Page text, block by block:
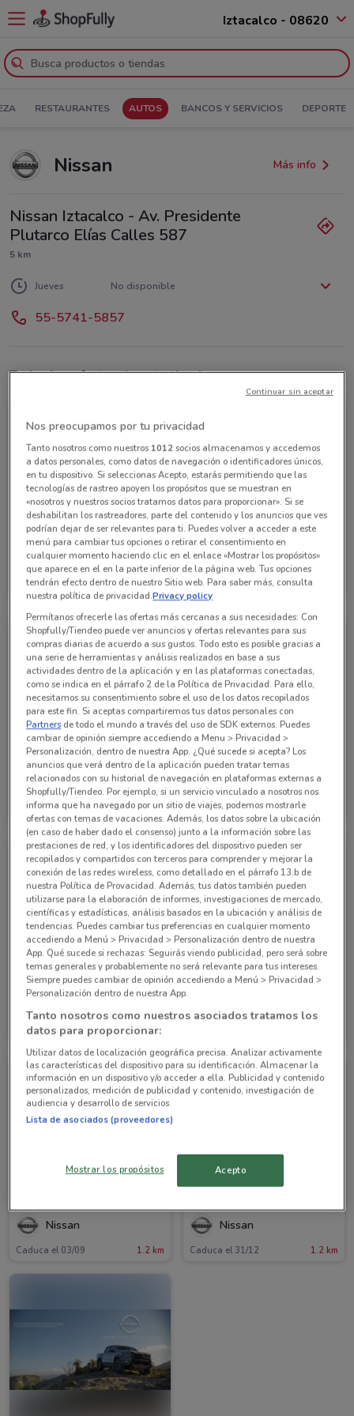
Iztacalco - 08620
RESTAURANTES AUTOS BANCOS Y SERVICIOS DEPORTE
Nissan Más info
Nissan Iztacalco - Av. Presidente
Plutarco Elías Calles 587
5 km
Jueves No disponible
55-5741-5857
Todas las ofertas de esta tienda
Nissan
Caduca el 05/08 1.2 km
NUEVO
Nissan
Caduca el 05/08 1.2 km
NUEVO
Nissan
Caduca el 05/08 1.2 km
NUEVO
Caduca el 05/08 1.2 km
NUEVO
Nissan
Caduca el 03/09 1.2 km
Nissan
Caduca el 31/12 1.2 km
Nos preocupamos por tu privacidad
Tanto nosotros como nuestros 1012socios almacenamos y accedemos
a datos personales, como datos de navegación o identificadores únicos,
en tu dispositivo. Si seleccionas Acepto, estarás permitiendo que las
tecnologías de rastreo apoyen los propósitos que se muestran en
«nosotros y nuestros socios tratamos datos para proporcionar». Si se
deshabilitan los rastreadores, parte del contenido y los anuncios que ves
podrían dejar de ser relevantes para ti. Puedes volver a acceder a este
menú para cambiar tus opciones o retirar el consentimiento en
cualquier momento haciendo clic en el enlace «Mostrar los propósitos»
que aparece en el en la parte inferior de la página web. Tus opciones
tendrán efecto dentro de nuestro Sitio web. Para saber más, consulta
nuestra política de privacidad.Privacy policy
Permítanos ofrecerle las ofertas más cercanas a sus necesidades: Con
Shopfully/Tiendeo puede ver anuncios y ofertas relevantes para sus
compras diarias de acuerdo a sus gustos. Todo esto es posible gracias a
una serie de herramientas y análisis realizados en base a sus
actividades dentro de la aplicación y en las plataformas conectadas,
como se indica en el párrafo 2 de la Política de Privacidad. Para ello,
necesitamos su consentimiento sobre el uso de los datos recopilados
para este fin. Si aceptas compartiremos tus datos personales con
Partners de todo el mundo a través del uso de SDK externos. Puedes
cambiar de opinión siempre accediendo a Menu > Privacidad >
Personalización, dentro de nuestra App. ¿Qué sucede si acepta? Los
anuncios que verá dentro de la aplicación pueden tratar temas
relacionados con su historial de navegación en plataformas externas a
Shopfully/Tiendeo. Por ejemplo, si un servicio vinculado a nosotros nos
informa que ha navegado por un sitio de viajes, podemos mostrarle
ofertas con temas de vacaciones. Además, los datos sobre la ubicación
(en caso de haber dado el consenso) junto a la información sobre las
prestaciones de red, y los identificadores del dispositivo pueden ser
recopilados y compartidos con terceros para comprender y mejorar la
conexión de las redes wireless, como detallado en el párrafo 13.b de
nuestra Política de Provacidad. Además, tus datos también pueden
utilizarse para la elaboración de informes, investigaciones de mercado,
científicas y estadísticas, análisis basados en la ubicación y análisis de
tendencias. Puedes cambiar tus preferencias en cualquier momento
accediendo a Menú > Privacidad > Personalización dentro de nuestra
App. Qué sucede si rechazas: Seguirás viendo publicidad, pero será sobre
temas generales y probablemente no será relevante para tus intereses.
Siempre puedes cambiar de opinión accediendo a Menú > Privacidad >
Personalización dentro de nuestra App.
Tanto nosotros como nuestros asociados tratamos los
datos para proporcionar:
Utilizar datos de localización geográfica precisa. Analizar activamente
las características del dispositivo para su identificación. Almacenar la
información en un dispositivo y/o acceder a ella. Publicidad y contenido
personalizados, medición de publicidad y contenido, investigación de
audiencia y desarrollo de servicios.
Lista de asociados (proveedores)
Mostrar los propósitos Acepto
Continuar sin aceptar